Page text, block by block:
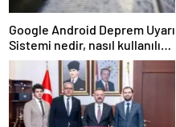
Google Android Deprem Uyarı
Sistemi nedir, nasıl kullanılır?
Android Deprem Uyarı
Sistemi Açma Adımları!